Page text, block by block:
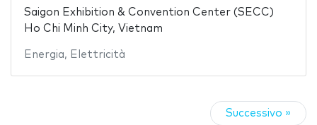
Saigon Exhibition & Convention Center (SECC)
Ho Chi Minh City, Vietnam
Energia, Elettricità
Successivo »